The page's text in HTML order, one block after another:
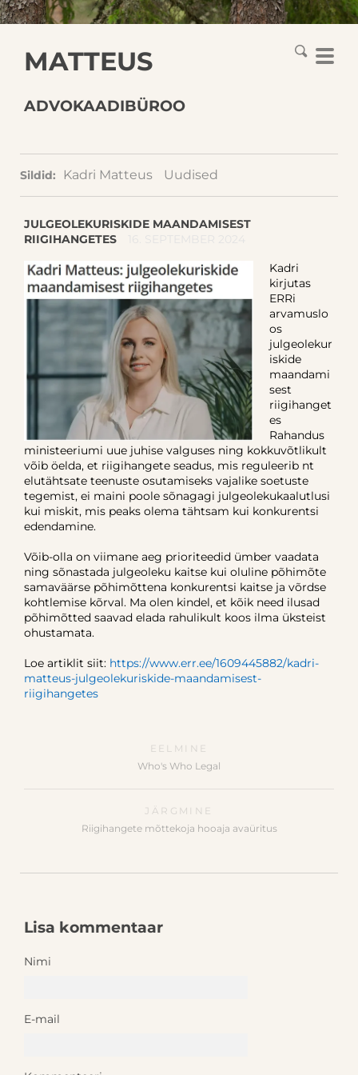
MATTEUS
ADVOKAADIBÜROO
Sildid: Kadri Matteus Uudised
JULGEOLEKURISKIDE MAANDAMISEST
RIIGIHANGETES
Kadri
kirjutas
ERRi
arvamuslo
os
julgeolekur
iskide
maandami
sest
riigihanget
es
Rahandus
ministeeriumi uue juhise valguses ning kokkuvõtlikult
võib öelda, et riigihangete seadus, mis reguleerib nt
elutähtsate teenuste osutamiseks vajalike soetuste
tegemist, ei maini poole sõnagagi julgeolekukaalutlusi
kui miskit, mis peaks olema tähtsam kui konkurentsi
edendamine.
Võib-olla on viimane aeg prioriteedid ümber vaadata
ning sõnastada julgeoleku kaitse kui oluline põhimõte
samaväärse põhimõttena konkurentsi kaitse ja võrdse
kohtlemise kõrval. Ma olen kindel, et kõik need ilusad
põhimõtted saavad elada rahulikult koos ilma üksteist
ohustamata.
Loe artiklit siit: https://www.err.ee/1609445882/kadri-
matteus-julgeolekuriskide-maandamisest-
riigihangetes
EELMINE
Who's Who Legal
JÄRGMINE
Riigihangete mõttekoja hooaja avaüritus
Lisa kommentaar
Nimi
E-mail